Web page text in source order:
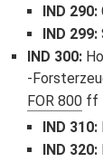
IND 290:
IND 299:
IND 300:
FOR 800ff
IND 310:
IND 320: